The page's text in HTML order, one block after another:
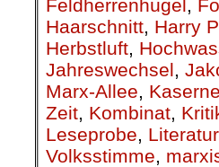
Feldherrenhügel,
Haarschnitt, Harry
Herbstluft,
Jahreswechsel,
Marx-Allee, Kaserne
Zeit, Kombinat,
Leseprobe,
Volksstimme,